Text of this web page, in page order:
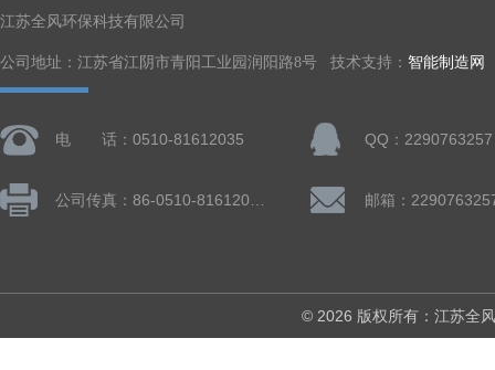
江苏全风环保科技有限公司
公司地址：江苏省江阴市青阳工业园润阳路8号 技术支持： 智能制造网
电 话：0510-81612035 QQ：2290763257
邮箱：
© 2026 版权所有：江苏全